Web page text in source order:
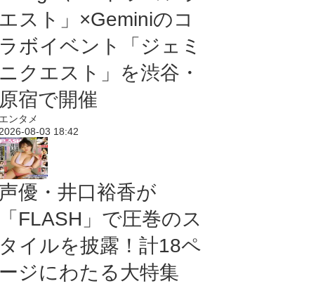
エスト」×Geminiのコ
ラボイベント「ジェミ
ニクエスト」を渋谷・
原宿で開催
エンタメ
2026-08-03 18:42
声優・井口裕香が
「FLASH」で圧巻のス
タイルを披露！計18ペ
ージにわたる大特集